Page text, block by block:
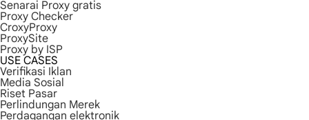
Senarai Proxy gratis
Proxy Checker
CroxyProxy
ProxySite
Proxy by ISP
USE CASES
Verifikasi Iklan
Media Sosial
Riset Pasar
Perlindungan Merek
Perdagangan elektronik